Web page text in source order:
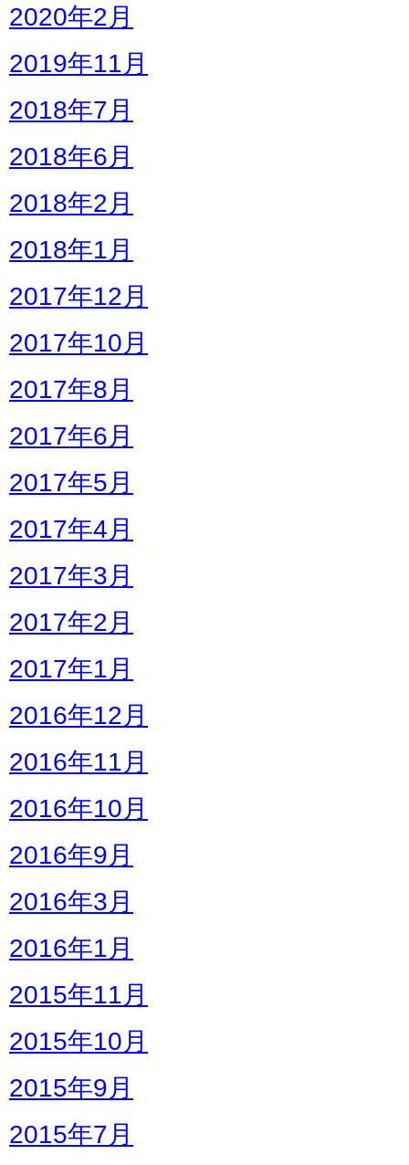
2020年2月
2019年11月
2018年7月
2018年6月
2018年2月
2018年1月
2017年12月
2017年10月
2017年8月
2017年6月
2017年5月
2017年4月
2017年3月
2017年2月
2017年1月
2016年12月
2016年11月
2016年10月
2016年9月
2016年3月
2016年1月
2015年11月
2015年10月
2015年9月
2015年7月